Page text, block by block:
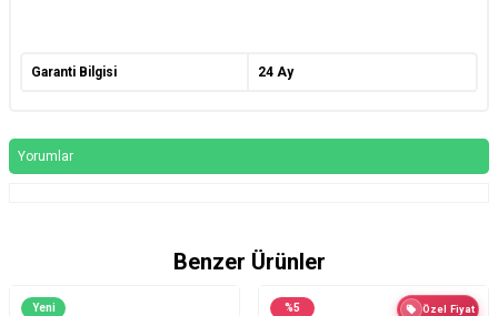
Garanti Bilgisi 24 Ay
Yorumlar
Benzer Ürünler
Yeni %5 Özel Fiyat